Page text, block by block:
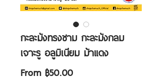
กะละมังทรงชาม กะละมังกลม
เจาะรู อลูมิเนียม ม้าแดง
From ฿50.00Sale